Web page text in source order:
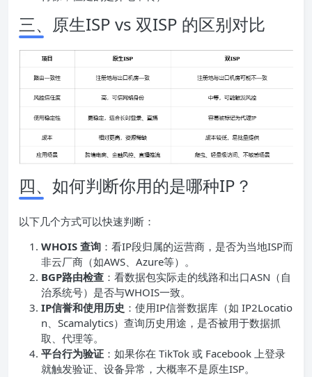
三、原生ISP vs 双ISP 的区别对比
四、如何判断你用的是哪种IP？
以下几个方式可以快速判断：
WHOIS 查询 ：看IP段归属的运营商，是否为当地ISP而
非云厂商（如AWS、Azure等）。
BGP路由检查 ：看数据包实际走的线路和出口ASN（自
治系统号）是否与WHOIS一致。
IP信誉和使用历史 ：使用IP信誉数据库（如 IP2Locatio
n、Scamalytics）查询历史用途，是否被用于数据抓
取、代理等。
平台行为验证 ：如果你在 TikTok 或 Facebook 上登录
就触发验证、设备异常，大概率不是原生ISP。